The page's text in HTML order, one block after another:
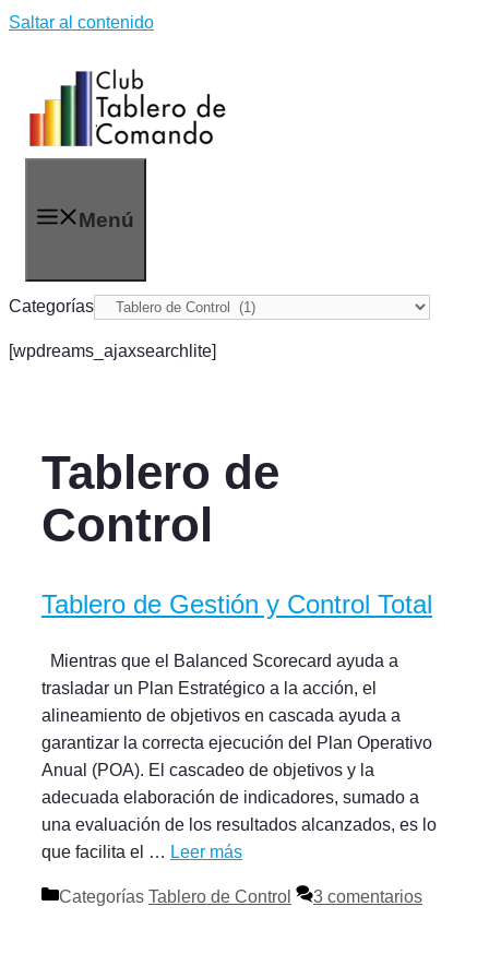
Saltar al contenido
Menú
Categorías
[wpdreams_ajaxsearchlite]
Tablero de
Control
Tablero de Gestión y Control Total
Mientras que el Balanced Scorecard ayuda a
trasladar un Plan Estratégico a la acción, el
alineamiento de objetivos en cascada ayuda a
garantizar la correcta ejecución del Plan Operativo
Anual (POA). El cascadeo de objetivos y la
adecuada elaboración de indicadores, sumado a
una evaluación de los resultados alcanzados, es lo
que facilita el … Leer más
Categorías Tablero de Control 3 comentarios